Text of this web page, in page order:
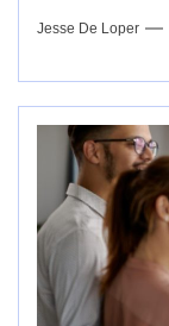
Jesse De Loper